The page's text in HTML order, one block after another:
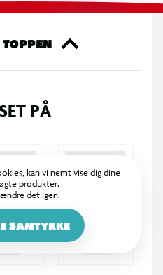
PÅ
kan vi nemt vise dig dine
produkter.
det igen.
SAMTYKKE